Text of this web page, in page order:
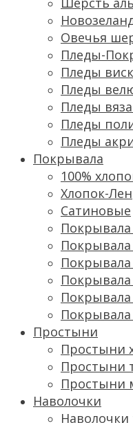
Овечья
Пледы-
Пледы
Пледы
Пледы
Пледы
Пледы
Покрывала
100%
Хлопок-Лен
Сатиновые
Покрывала
Покрывала
Покрывала
Простыни
Простыни
Простыни
Простыни
Наволочки